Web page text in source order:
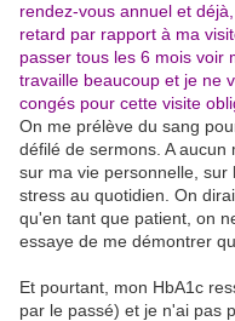
rendez-vous annuel et
retard par rapport à ma
passer tous les 6 mois voir
travaille beaucoup et je ne
congés pour cette visite
On me prélève du sang
défilé de sermons. A
sur ma vie personnelle,
stress au quotidien. On
qu'en tant que patient, on
essaye de me démontrer
Et pourtant, mon HbA1c
par le passé) et je n'ai pas